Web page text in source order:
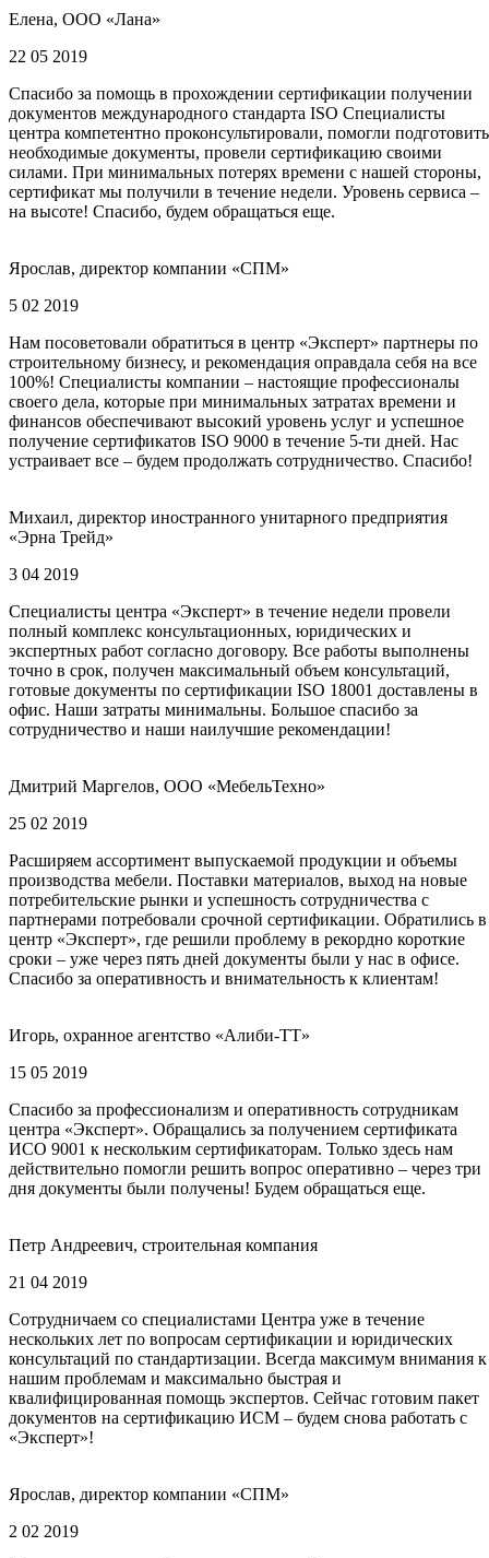
Елена, ООО «Лана»
22 05 2019
Спасибо за помощь в прохождении сертификации получении
документов международного стандарта ISO Специалисты
центра компетентно проконсультировали, помогли подготовить
необходимые документы, провели сертификацию своими
силами. При минимальных потерях времени с нашей стороны,
сертификат мы получили в течение недели. Уровень сервиса –
на высоте! Спасибо, будем обращаться еще.
Ярослав, директор компании «СПМ»
5 02 2019
Нам посоветовали обратиться в центр «Эксперт» партнеры по
строительному бизнесу, и рекомендация оправдала себя на все
100%! Специалисты компании – настоящие профессионалы
своего дела, которые при минимальных затратах времени и
финансов обеспечивают высокий уровень услуг и успешное
получение сертификатов ISO 9000 в течение 5-ти дней. Нас
устраивает все – будем продолжать сотрудничество. Спасибо!
Михаил, директор иностранного унитарного предприятия
«Эрна Трейд»
3 04 2019
Специалисты центра «Эксперт» в течение недели провели
полный комплекс консультационных, юридических и
экспертных работ согласно договору. Все работы выполнены
точно в срок, получен максимальный объем консультаций,
готовые документы по сертификации ISO 18001 доставлены в
офис. Наши затраты минимальны. Большое спасибо за
сотрудничество и наши наилучшие рекомендации!
Дмитрий Маргелов, ООО «МебельТехно»
25 02 2019
Расширяем ассортимент выпускаемой продукции и объемы
производства мебели. Поставки материалов, выход на новые
потребительские рынки и успешность сотрудничества с
партнерами потребовали срочной сертификации. Обратились в
центр «Эксперт», где решили проблему в рекордно короткие
сроки – уже через пять дней документы были у нас в офисе.
Спасибо за оперативность и внимательность к клиентам!
Игорь, охранное агентство «Алиби-ТТ»
15 05 2019
Спасибо за профессионализм и оперативность сотрудникам
центра «Эксперт». Обращались за получением сертификата
ИСО 9001 к нескольким сертификаторам. Только здесь нам
действительно помогли решить вопрос оперативно – через три
дня документы были получены! Будем обращаться еще.
Петр Андреевич, строительная компания
21 04 2019
Сотрудничаем со специалистами Центра уже в течение
нескольких лет по вопросам сертификации и юридических
консультаций по стандартизации. Всегда максимум внимания к
нашим проблемам и максимально быстрая и
квалифицированная помощь экспертов. Сейчас готовим пакет
документов на сертификацию ИСМ – будем снова работать с
«Эксперт»!
Ярослав, директор компании «СПМ»
2 02 2019